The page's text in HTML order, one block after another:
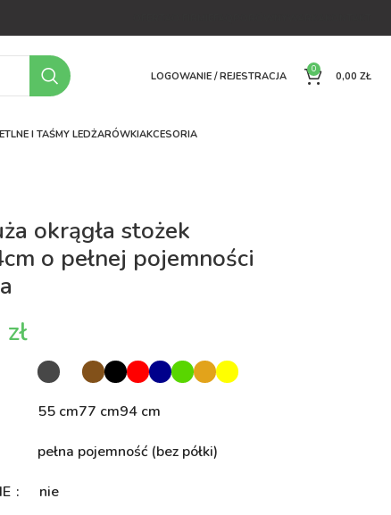
LOGOWANIE / REJESTRACJA
0
0,00 ZŁ
I TAŚMY LEDŻARÓWKIAKCESORIA
okrągła stożek
o pełnej pojemności
zł
55 cm77 cm94 cm
pełna pojemność (bez półki)
nie